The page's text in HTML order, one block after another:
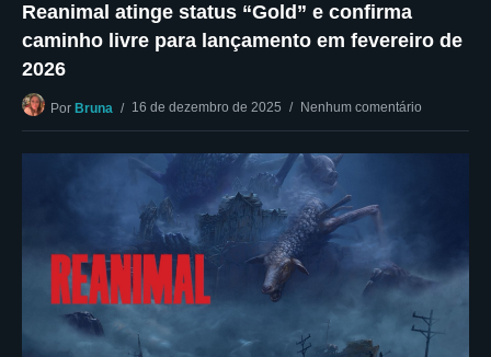
Reanimal atinge status “Gold” e confirma
caminho livre para lançamento em fevereiro de
2026
Por Bruna 16 de dezembro de 2025 Nenhum comentário